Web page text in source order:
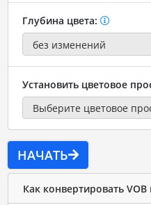
Глубина цвета:
Установить цветовое
НАЧАТЬ
Как конвертировать VOB